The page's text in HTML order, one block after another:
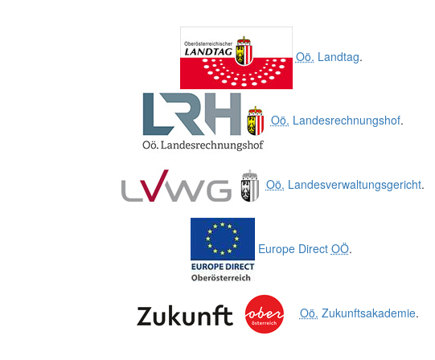
Oö. Landtag.
Oö. Landesrechnungshof.
Oö. Landesverwaltungsgericht.
Europe Direct OÖ.
Oö. Zukunftsakademie.